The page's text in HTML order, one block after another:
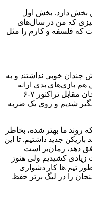
بخش دارد. بخش اول
چیزی که من در سال‌های
که فلسفه و کارم را مثل
چندان خوبی نداشتند و به
هم بازی‌های بدی ارائه
ندادیم. نمایش خوبی داشتیم و در رفسنجان مقابل تراکتور ۷-۶
شدیم و روی یک ضربه
ما بهتر شده، بخاطر
بازیکن جدید داشتیم. تا این
وفق دهد، زمان‌بر است.
زیادی کشیدیم ولی هنوز
تیم ها کار دشواری
را در لیگ برتر حفظ